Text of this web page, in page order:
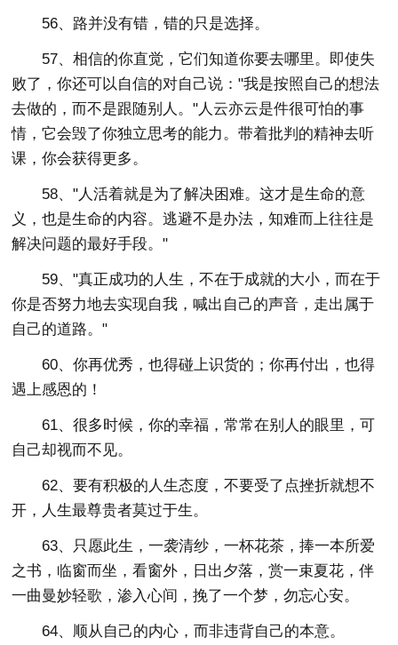
56、路并没有错，错的只是选择。
57、相信的你直觉，它们知道你要去哪里。即使失
败了，你还可以自信的对自己说："我是按照自己的想法
去做的，而不是跟随别人。"人云亦云是件很可怕的事
情，它会毁了你独立思考的能力。带着批判的精神去听
课，你会获得更多。
58、"人活着就是为了解决困难。这才是生命的意
义，也是生命的内容。逃避不是办法，知难而上往往是
解决问题的最好手段。"
59、"真正成功的人生，不在于成就的大小，而在于
你是否努力地去实现自我，喊出自己的声音，走出属于
自己的道路。"
60、你再优秀，也得碰上识货的；你再付出，也得
遇上感恩的！
61、很多时候，你的幸福，常常在别人的眼里，可
自己却视而不见。
62、要有积极的人生态度，不要受了点挫折就想不
开，人生最尊贵者莫过于生。
63、只愿此生，一袭清纱，一杯花茶，捧一本所爱
之书，临窗而坐，看窗外，日出夕落，赏一束夏花，伴
一曲曼妙轻歌，渗入心间，挽了一个梦，勿忘心安。
64、顺从自己的内心，而非违背自己的本意。